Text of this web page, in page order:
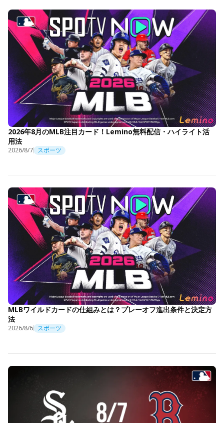
2026年8月のMLB注目カード！Lemino無料配信・ハイライト活
用法
2026/8/7 スポーツ
MLBワイルドカードの仕組みとは？プレーオフ進出条件と決定方
法
2026/8/6 スポーツ